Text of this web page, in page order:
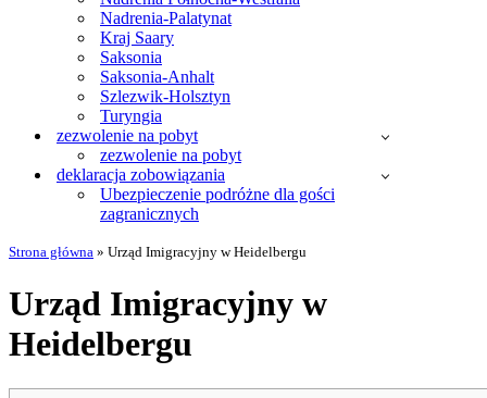
Nadrenia-Palatynat
Kraj Saary
Saksonia
Saksonia-Anhalt
Szlezwik-Holsztyn
Turyngia
zezwolenie na pobyt
zezwolenie na pobyt
deklaracja zobowiązania
Ubezpieczenie podróżne dla gości
zagranicznych
Strona główna » Urząd Imigracyjny w Heidelbergu
Urząd Imigracyjny w
Heidelbergu